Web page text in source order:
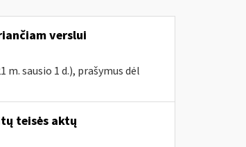
verslui
sausio 1 d.), prašymus dėl
teisės aktų